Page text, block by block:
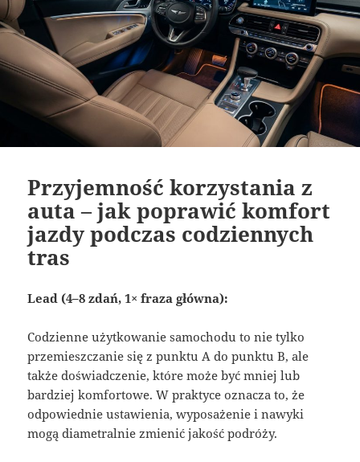
Przyjemność korzystania z
auta – jak poprawić komfort
jazdy podczas codziennych
tras
Lead (4–8 zdań, 1× fraza główna):
Codzienne użytkowanie samochodu to nie tylko
przemieszczanie się z punktu A do punktu B, ale
także doświadczenie, które może być mniej lub
bardziej komfortowe. W praktyce oznacza to, że
odpowiednie ustawienia, wyposażenie i nawyki
mogą diametralnie zmienić jakość podróży.